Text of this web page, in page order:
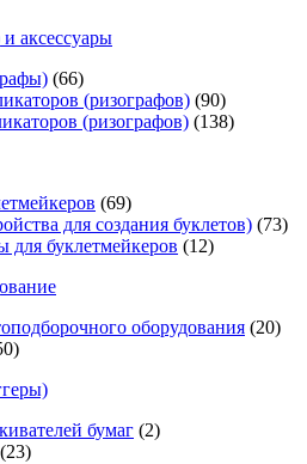
аксессуары
(66)
(ризографов) (90)
(ризографов) (138)
(69)
для создания буклетов) (73)
для буклетмейкеров (12)
оборудования (20)
бумаг (2)
(23)